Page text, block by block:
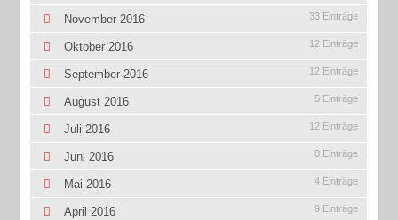
November 2016 33 Einträge
Oktober 2016 12 Einträge
September 2016 12 Einträge
August 2016 5 Einträge
Juli 2016 12 Einträge
Juni 2016 8 Einträge
Mai 2016 4 Einträge
April 2016 9 Einträge